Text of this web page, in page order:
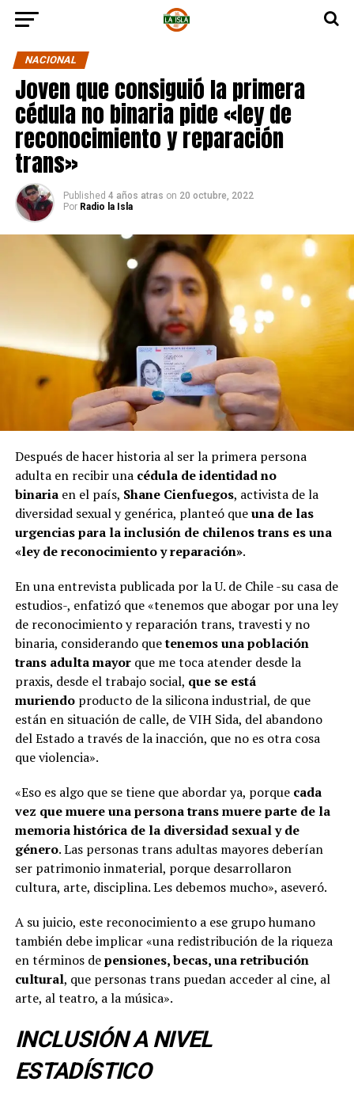
NACIONAL
Joven que consiguió la primera
cédula no binaria pide «ley de
reconocimiento y reparación
trans»
Published 4 años atras on 20 octubre, 2022
Por Radio la Isla
Después de hacer historia al ser la primera persona
adulta en recibir una cédula de identidad no
binariaen el país, Shane Cienfuegos, activista de la
diversidad sexual y genérica, planteó queuna de las
urgencias para la inclusión de chilenos trans es una
«ley de reconocimiento y reparación».
En una entrevista publicada por la U. de Chile -su casa de
estudios-, enfatizó que «tenemos que abogar por una ley
de reconocimiento y reparación trans, travesti y no
binaria, considerando quetenemos una población
trans adulta mayorque me toca atender desde la
praxis, desde el trabajo social, que se está
muriendoproducto de la silicona industrial, de que
están en situación de calle, de VIH Sida, del abandono
del Estado a través de la inacción, que no es otra cosa
que violencia».
«Eso es algo que se tiene que abordar ya, porque cada
vez que muere una persona trans muere parte de la
memoria histórica de la diversidad sexual y de
género. Las personas trans adultas mayores deberían
ser patrimonio inmaterial, porque desarrollaron
cultura, arte, disciplina. Les debemos mucho», aseveró.
A su juicio, este reconocimiento a ese grupo humano
también debe implicar «una redistribución de la riqueza
en términos depensiones, becas, una retribución
cultural, que personas trans puedan acceder al cine, al
arte, al teatro, a la música».
INCLUSIÓN A NIVEL
ESTADÍSTICO